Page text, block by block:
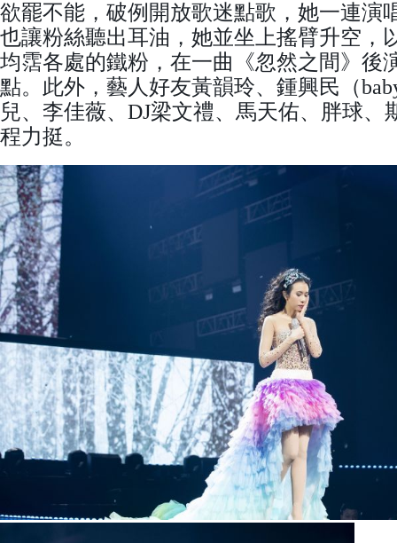
欲罷不能，破例開放歌迷點歌，她一連演
也讓粉絲聽出耳油，她並坐上搖臂升空，
均霑各處的鐵粉，在一曲《忽然之間》後
點。此外，藝人好友黃韻玲、鍾興民（
兒、李佳薇、DJ梁文禮、馬天佑、胖球、
程力挺。